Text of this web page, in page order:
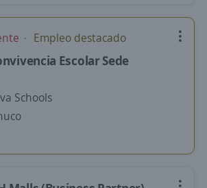
Empleo destacado
Escolar Sede
Schools